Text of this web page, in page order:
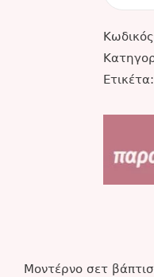
Ετικέτα:
Μοντέρνο σετ